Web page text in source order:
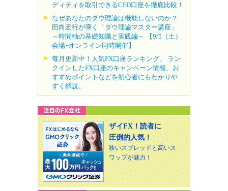
ディティを取引できるCFD口座を徹底比較！
なぜあなたのダウ理論は機能しないのか？
田向宏行が導く「ダウ理論マスター講座」
～時間軸の基礎知識と実践編～ 【9/5（土）
会場+オンライン同時開催】
毎月更新中！人気FX口座ランキング。 ラン
クインしたFX口座のキャンペーン情報、お
すすめポイントなどを初心者にもわかりや
すく解説。
ザイFX！読者に
圧倒的人気！
狭いスプレッドと高いス
ワップが魅力！